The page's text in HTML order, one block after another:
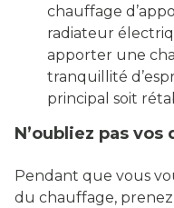
chauffage
radiateur
apporter une
tranquillité
principal soit
N’oubliez pas
Pendant que vous
du chauffage,